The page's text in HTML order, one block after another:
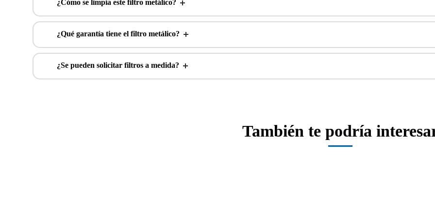
¿Cómo se limpia este filtro metálico?
¿Qué garantía tiene el filtro metálico?
¿Se pueden solicitar filtros a medida?
También te podría